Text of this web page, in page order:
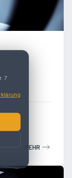
MEHR
7